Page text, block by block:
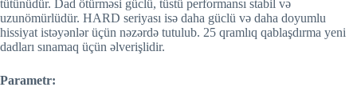
tütünüdür. Dad ötürməsi güclü, tüstü performansı stabil və
uzunömürlüdür. HARD seriyası isə daha güclü və daha doyumlu
hissiyat istəyənlər üçün nəzərdə tutulub. 25 qramlıq qablaşdırma yeni
dadları sınamaq üçün əlverişlidir.
Parametr: